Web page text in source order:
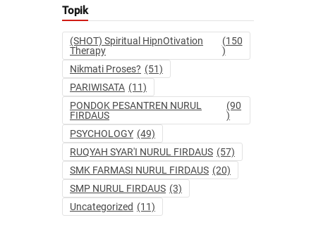
Topik
(SHOT) Spiritual HipnOtivation
Therapy
(150
)
Nikmati Proses? (51)
PARIWISATA (11)
PONDOK PESANTREN NURUL
FIRDAUS
(90
)
PSYCHOLOGY (49)
RUQYAH SYAR'I NURUL FIRDAUS (57)
SMK FARMASI NURUL FIRDAUS (20)
SMP NURUL FIRDAUS (3)
Uncategorized (11)